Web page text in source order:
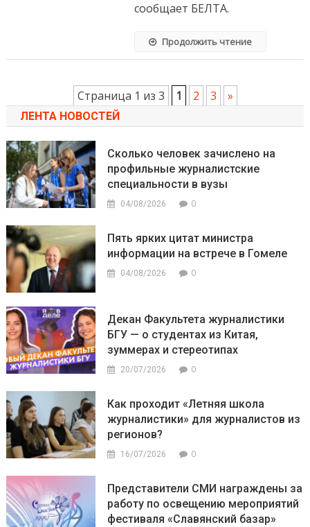
сообщает БЕЛТА.
Продолжить чтение
Страница 1 из 3 1 2 3 »
ЛЕНТА НОВОСТЕЙ
Сколько человек зачислено на
профильные журналистские
специальности в вузы
04/08/2026 0
Пять ярких цитат министра
информации на встрече в Гомеле
04/08/2026 0
Декан Факультета журналистики
БГУ — о студентах из Китая,
зуммерах и стереотипах
20/07/2026 0
Как проходит «Летняя школа
журналистики» для журналистов из
регионов?
16/07/2026 0
Представители СМИ награждены за
работу по освещению мероприятий
фестиваля «Славянский базар»